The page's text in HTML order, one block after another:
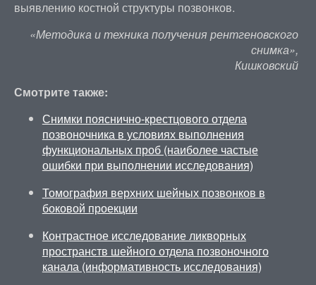
выявлению костной структуры позвонков.
«Методика и техника получения рентгеновского
снимка»,
Кишковский
Смотрите также:
Снимки пояснично-крестцового отдела
позвоночника в условиях выполнения
функциональных проб (наиболее частые
ошибки при выполнении исследования)
Томография верхних шейных позвонков в
боковой проекции
Контрастное исследование ликворных
пространств шейного отдела позвоночного
канала (информативность исследования)